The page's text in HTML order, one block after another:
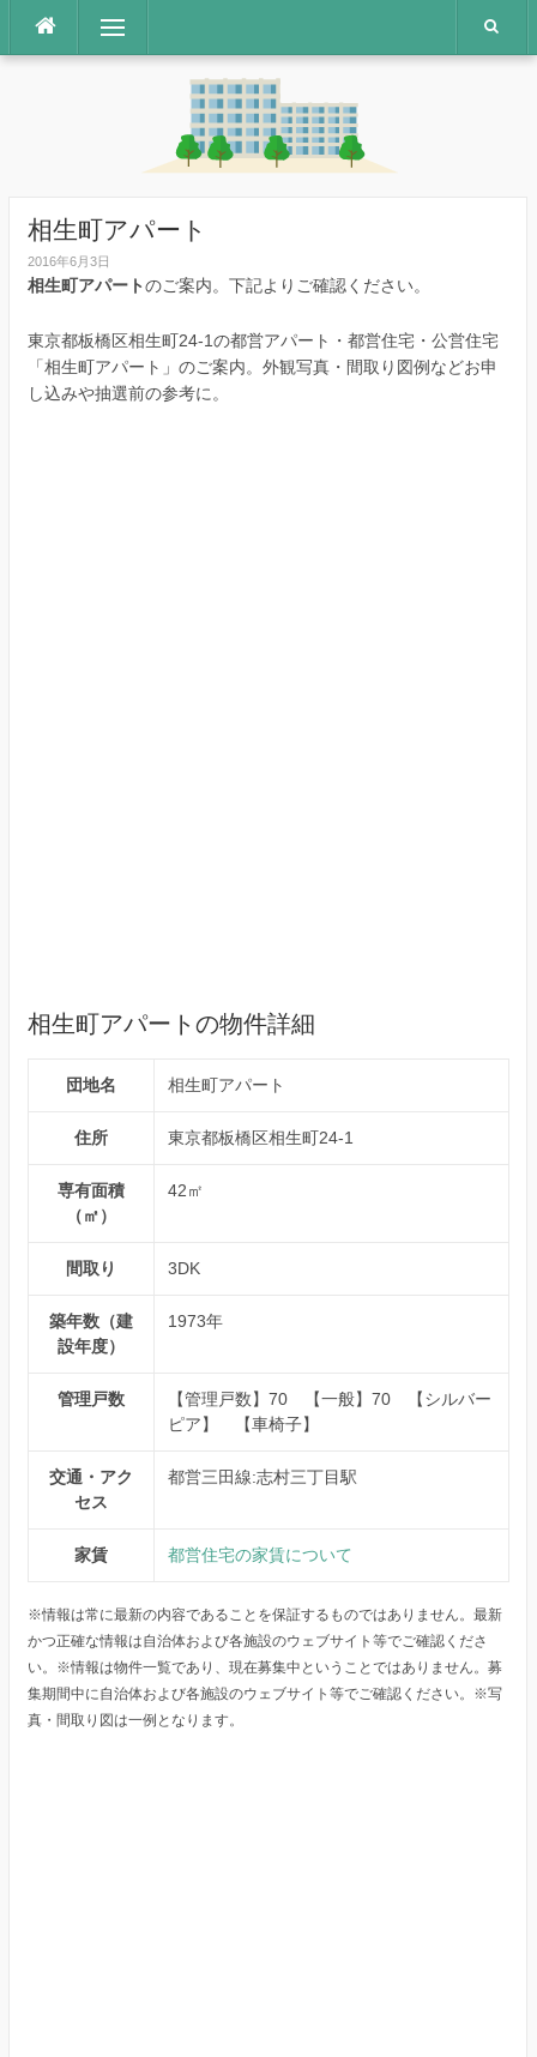
テ
メニュー
相生町アパート
2016年6月3日
相生町アパートのご案内。下記よりご確認ください。
東京都板橋区相生町24-1の都営アパート・都営住宅・公営住宅
「相生町アパート」のご案内。外観写真・間取り図例などお申
し込みや抽選前の参考に。
相生町アパートの物件詳細
団地名 相生町アパート
住所 東京都板橋区相生町24-1
専有面積
（㎡）
42㎡
間取り 3DK
築年数（建
設年度）
1973年
管理戸数
【管理戸数】70 【一般】70 【シルバー
ピア】 【車椅子】
交通・アク
セス
都営三田線:志村三丁目駅
家賃 都営住宅の家賃について
※情報は常に最新の内容であることを保証するものではありません。最新
かつ正確な情報は自治体および各施設のウェブサイト等でご確認くださ
い。※情報は物件一覧であり、現在募集中ということではありません。募
集期間中に自治体および各施設のウェブサイト等でご確認ください。※写
真・間取り図は一例となります。